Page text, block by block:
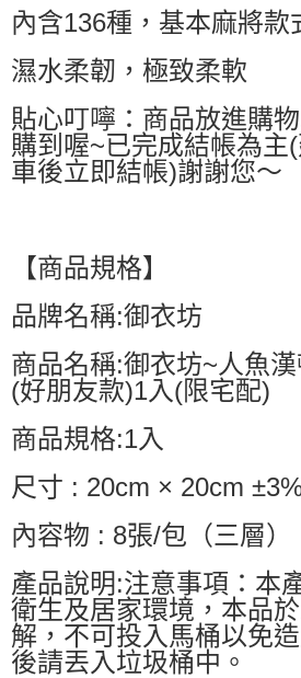
付款後萊爾富取貨
每筆NT$60，滿NT$599(含以上)免運費
7-11付款取貨
每筆NT$60，滿NT$599(含以上)免運費
付款後7-11取貨
每筆NT$60，滿NT$599(含以上)免運費
每筆NT$80，滿NT$799(含以上)免運費
內含136種，基本麻將款
濕水柔韌，極致柔軟
貼心叮嚀：商品放進購
購到喔~已完成結帳為主
車後立即結帳)謝謝您～
【商品規格】
品牌名稱:御衣坊
商品名稱:御衣坊~人魚
(好朋友款)1入(限宅配)
商品規格:1入
尺寸 : 20cm × 20cm
內容物 : 8張/包（三層）
產品說明:注意事項：本
衛生及居家環境，本品
解，不可投入馬桶以免
後請丟入垃圾桶中。